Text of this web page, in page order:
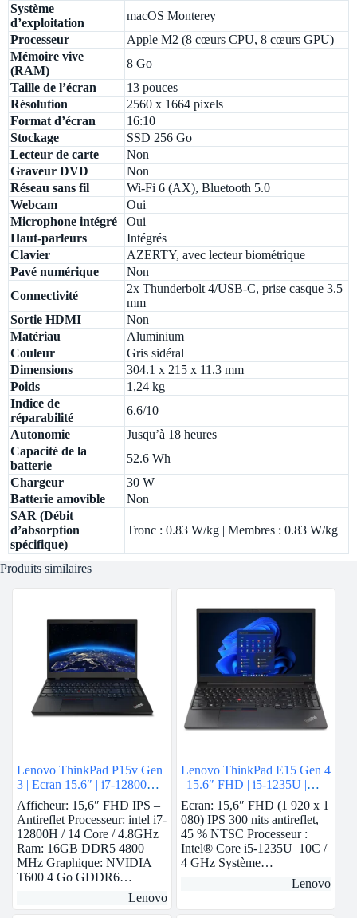
Système
d’exploitation
macOS Monterey
Processeur
Apple M2 (8 cœurs CPU, 8 cœurs GPU)
Mémoire vive
(RAM)
8 Go
Taille de l’écran
13 pouces
Résolution
2560 x 1664 pixels
Format d’écran
16:10
Stockage
SSD 256 Go
Lecteur de carte
Non
Graveur DVD
Non
Réseau sans fil
Wi-Fi 6 (AX), Bluetooth 5.0
Webcam
Oui
Microphone intégré
Oui
Haut-parleurs
Intégrés
Clavier
AZERTY, avec lecteur biométrique
Pavé numérique
Non
Connectivité
2x Thunderbolt 4/USB-C, prise casque 3.5
mm
Sortie HDMI
Non
Matériau
Aluminium
Couleur
Gris sidéral
Dimensions
304.1 x 215 x 11.3 mm
Poids
1,24 kg
Indice de
réparabilité
6.6/10
Autonomie
Jusqu’à 18 heures
Capacité de la
batterie
52.6 Wh
Chargeur
30 W
Batterie amovible
Non
SAR (Débit
d’absorption
spécifique)
Tronc : 0.83 W/kg | Membres : 0.83 W/kg
Produits similaires
Lenovo ThinkPad P15v Gen
3 | Ecran 15.6″ | i7-12800H |
16 GB Ram | Nvidia T600 |
512 GB SSD
Afficheur: 15,6″ FHD IPS –
Antireflet Processeur: intel i7-
12800H / 14 Core / 4.8GHz
Ram: 16GB DDR5 4800
MHz Graphique: NVIDIA
T600 4 Go GDDR6…
Lenovo
Lenovo ThinkPad E15 Gen 4
| 15.6″ FHD | i5-1235U |
8Gb Ram | Nvidia MX550 |
512 GB SSD
Ecran: 15,6″ FHD (1 920 x 1
080) IPS 300 nits antireflet,
45 % NTSC Processeur :
Intel® Core i5-1235U 10C /
4 GHz Système…
Lenovo